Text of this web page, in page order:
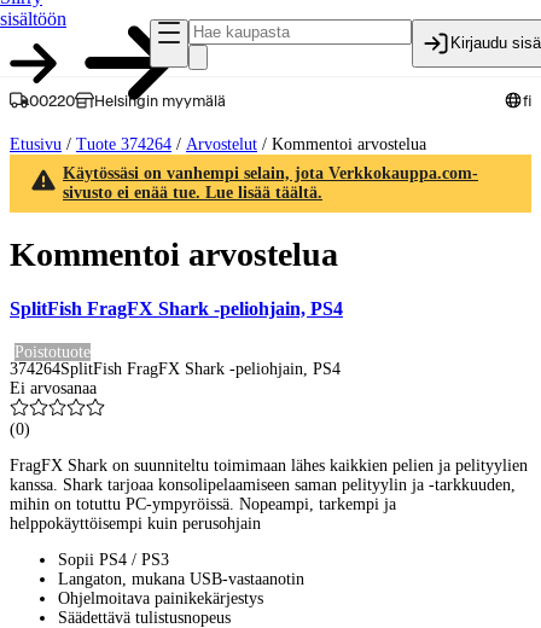
sisältöön
Kirjaudu
00220 Helsingin myymälä fi
Etusivu / Tuote 374264 / Arvostelut / Kommentoi arvostelua
Käytössäsi on vanhempi selain, jota Verkkokauppa.com-
sivusto ei enää tue. Lue lisää täältä.
Kommentoi arvostelua
SplitFish FragFX Shark -peliohjain, PS4
Poistotuote
374264SplitFish FragFX Shark -peliohjain, PS4
Ei arvosanaa
(0)
FragFX Shark on suunniteltu toimimaan lähes kaikkien pelien ja pelityylien
kanssa. Shark tarjoaa konsolipelaamiseen saman pelityylin ja -tarkkuuden,
mihin on totuttu PC-ympyröissä. Nopeampi, tarkempi ja
helppokäyttöisempi kuin perusohjain
Sopii PS4 / PS3
Langaton, mukana USB-vastaanotin
Ohjelmoitava painikekärjestys
Säädettävä tulistusnopeus